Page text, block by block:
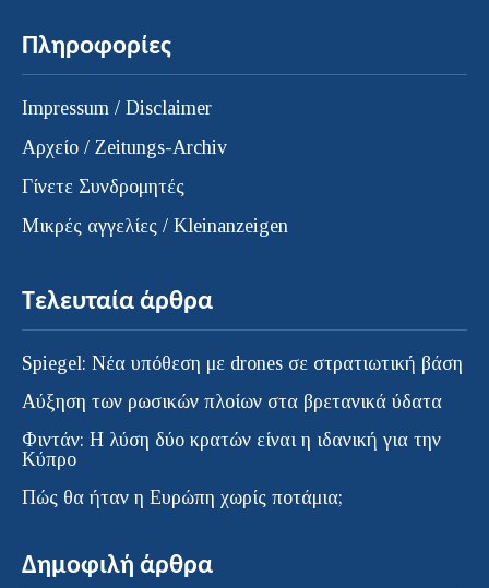
Πληροφορίες
Impressum / Disclaimer
Αρχείο / Zeitungs-Archiv
Γίνετε Συνδρομητές
Μικρές αγγελίες / Kleinanzeigen
Τελευταία άρθρα
Spiegel: Νέα υπόθεση με drones σε στρατιωτική βάση
Αύξηση των ρωσικών πλοίων στα βρετανικά ύδατα
Φιντάν: Η λύση δύο κρατών είναι η ιδανική για την
Κύπρο
Πώς θα ήταν η Ευρώπη χωρίς ποτάμια;
Δημοφιλή άρθρα